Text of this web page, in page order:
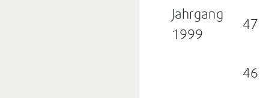
Jahrgang
1999
47
46